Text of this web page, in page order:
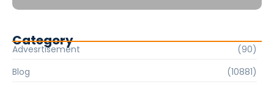
Category
Advesrtisement
(90)
Blog
(10881)